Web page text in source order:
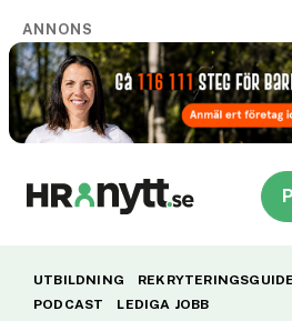
ANNONS
UTBILDNING
PODCAST
LEDIGA JOBB